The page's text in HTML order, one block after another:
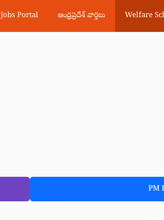
Jobs Portal ఆంధ్రప్రదేశ్ వార్తలు Welfare
PM